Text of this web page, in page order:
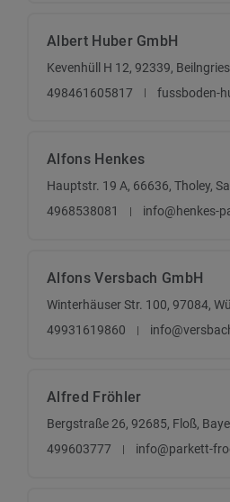
Albert Huber GmbH
Kevenhüll H 12, 92339,
498461605817
fussboden-
Alfons Henkes
Hauptstr. 19 A, 66636, Tholey,
4968538081
info@henkes-
Alfons Versbach GmbH
Winterhäuser Str. 100, 97084,
49931619860
Alfred Fröhler
Bergstraße 26, 92685, Floß,
499603777
info@parkett-